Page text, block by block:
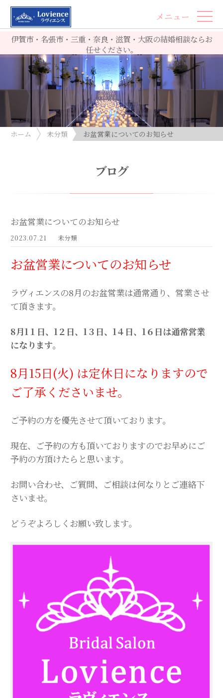
伊賀市・名張市・三重・奈良・滋賀・大阪の結婚相談ならお
任せください。
メニュー
ホーム 未分類 お盆営業についてのお知らせ
ブログ
お盆営業についてのお知らせ
2023.07.21 未分類
お盆営業についてのお知らせ
ラヴィエンスの8月のお盆営業は通常通り、営業させ
て頂きます。
8月1１日、1２日、1３日、1４日、1６日は通常営業
になります。
8月15日(火) は定休日になりますので
ご了承くださいませ。
ご予約の方を優先させて頂いております。
現在、ご予約の方も頂いておりますのでお早めにご
予約の方頂けたらと思います。
お問い合わせ、ご質問、ご相談は何なりとご連絡下
さいませ。
どうぞよろしくお願い致します。